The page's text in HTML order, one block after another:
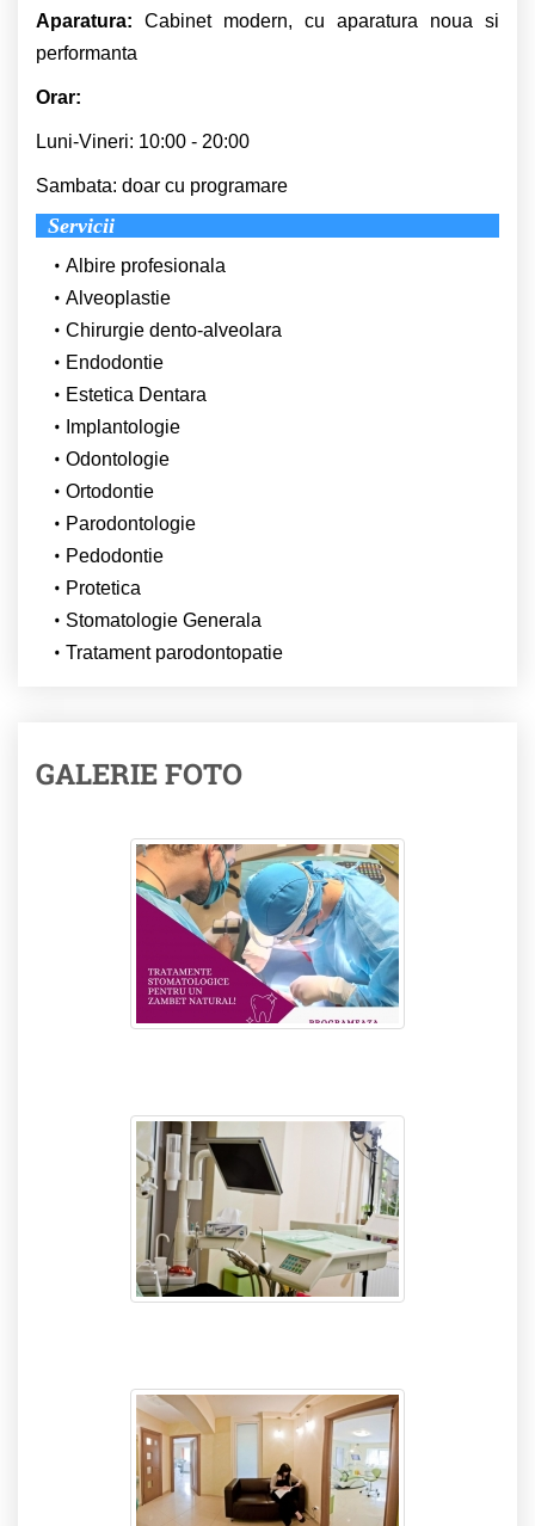
Aparatura: Cabinet modern, cu aparatura noua si
performanta
Orar:
Luni-Vineri: 10:00 - 20:00
Sambata: doar cu programare
Servicii
Albire profesionala
Alveoplastie
Chirurgie dento-alveolara
Endodontie
Estetica Dentara
Implantologie
Odontologie
Ortodontie
Parodontologie
Pedodontie
Protetica
Stomatologie Generala
Tratament parodontopatie
GALERIE FOTO